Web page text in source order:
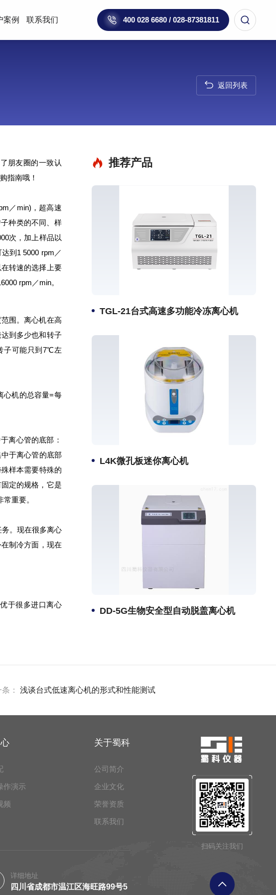
400 028 6680 / 028-87381811
案例 联系我们
返回列表
朋友圈的一致认
指南哦！
／min)，超高速
种类的不同、样
次，加上样品以
到1 5000 rpm／
转速的选择上要
rpm／min。
围。离心机在高
到多少也和转子
子可能只到7℃左
心机的总容量=每
离心管的底部：
于离心管的底部
样本需要特殊的
定的规格，它是
重要。
。现在很多离心
制冷方面，现在
于很多进口离心
推荐产品
TGL-21台式高速多功能冷冻离心机
L4K微孔板迷你离心机
DD-5G生物安全型自动脱盖离心机
： 浅谈台式低速离心机的形式和性能测试
作演示
频
关于蜀科
公司简介
企业文化
荣誉资质
联系我们
详细地址
四川省成都市温江区海旺路99号5
扫码关注我们